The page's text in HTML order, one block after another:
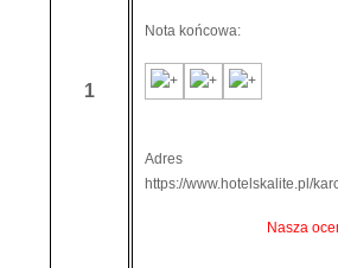
1
Nota końcowa:
Adres
https://www.hotelskalite.pl/
Nasza